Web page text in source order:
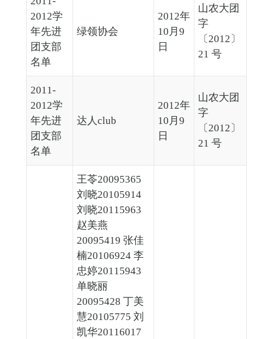
2012学
年先进
团支部
名单
绿领协会
2012年
10月9
日
山农大团
字
〔2012〕
21 号
2011-
2012学
年先进
团支部
名单
达人club
2012年
10月9
日
山农大团
字
〔2012〕
21 号
王苓20095365
刘晓20105914
刘晓20115963
赵美燕
20095419 张佳
楠20106924 李
忠婷20115943
单晓丽
20095428 丁美
慧20105775 刘
凯华20116017